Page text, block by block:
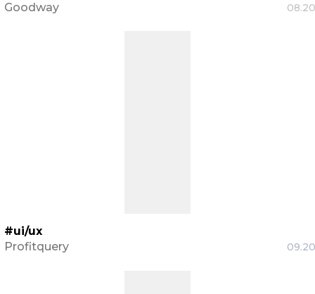
Goodway
Profitquery
#ui/ux